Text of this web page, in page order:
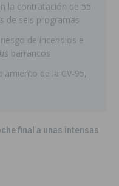
la contratación de 55
de seis programas
de incendios e
barrancos
de la CV-95,
final a unas intensas